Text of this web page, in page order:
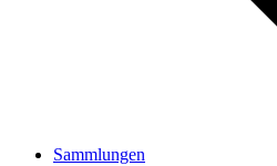
Sammlungen